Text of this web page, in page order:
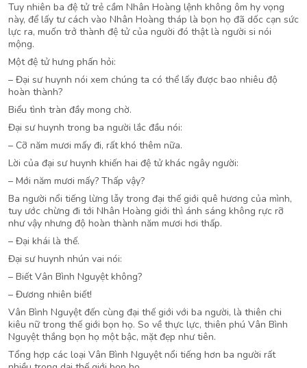
Tuy nhiên ba đệ tử trẻ cầm Nhân Hoàng lệnh không ôm hy vọng
này, để lấy tư cách vào Nhân Hoàng tháp là bọn họ đã dốc cạn sức
lực ra, muốn trở thành đệ tử của người đó thật là người si nói
mộng.
Một đệ tử hưng phấn hỏi:
– Đại sư huynh nói xem chúng ta có thể lấy được bao nhiêu độ
hoàn thành?
Biểu tình tràn đầy mong chờ.
Đại sư huynh trong ba người lắc đầu nói:
– Cỡ năm mươi mấy đi, rất khó thêm nữa.
Lời của đại sư huynh khiến hai đệ tử khác ngây người:
– Mới năm mươi mấy? Thấp vậy?
Ba người nổi tiếng lừng lẫy trong đại thế giới quê hương của mình,
tuy ước chừng đi tới Nhân Hoàng giới thì ánh sáng không rực rỡ
như vậy nhưng độ hoàn thành năm mươi hơi thấp.
– Đại khái là thế.
Đại sư huynh nhún vai nói:
– Biết Vân Bình Nguyệt không?
– Đương nhiên biết!
Vân Bình Nguyệt đến cùng đại thế giới với ba người, là thiên chi
kiêu nữ trong thế giới bọn họ. So về thực lực, thiên phú Vân Bình
Nguyệt thắng bọn họ một bậc, mặt đẹp như tiên.
Tổng hợp các loại Vân Bình Nguyệt nổi tiếng hơn ba người rất